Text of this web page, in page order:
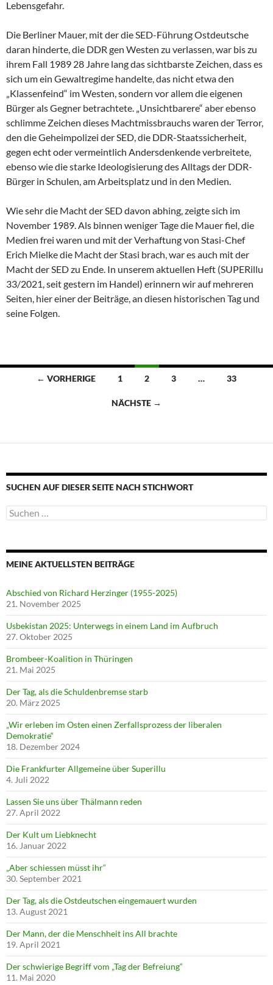
Lebensgefahr.
Die Berliner Mauer, mit der die SED-Führung Ostdeutsche
daran hinderte, die DDR gen Westen zu verlassen, war bis zu
ihrem Fall 1989 28 Jahre lang das sichtbarste Zeichen, dass es
sich um ein Gewaltregime handelte, das nicht etwa den
„Klassenfeind“ im Westen, sondern vor allem die eigenen
Bürger als Gegner betrachtete. „Unsichtbarere“ aber ebenso
schlimme Zeichen dieses Machtmissbrauchs waren der Terror,
den die Geheimpolizei der SED, die DDR-Staatssicherheit,
gegen echt oder vermeintlich Andersdenkende verbreitete,
ebenso wie die starke Ideologisierung des Alltags der DDR-
Bürger in Schulen, am Arbeitsplatz und in den Medien.
Wie sehr die Macht der SED davon abhing, zeigte sich im
November 1989. Als binnen weniger Tage die Mauer fiel, die
Medien frei waren und mit der Verhaftung von Stasi-Chef
Erich Mielke die Macht der Stasi brach, war es auch mit der
Macht der SED zu Ende. In unserem aktuellen Heft (SUPERillu
33/2021, seit gestern im Handel) erinnern wir auf mehreren
Seiten, hier einer der Beiträge, an diesen historischen Tag und
seine Folgen.
Beitragsnavigation
← VORHERIGE 1 2 3 … 33
NÄCHSTE →
SUCHEN AUF DIESER SEITE NACH STICHWORT
Suche
nach:
MEINE AKTUELLSTEN BEITRÄGE
Abschied von Richard Herzinger (1955-2025)
21. November 2025
Usbekistan 2025: Unterwegs in einem Land im Aufbruch
27. Oktober 2025
Brombeer-Koalition in Thüringen
21. Mai 2025
Der Tag, als die Schuldenbremse starb
20. März 2025
„Wir erleben im Osten einen Zerfallsprozess der liberalen
Demokratie“
18. Dezember 2024
Die Frankfurter Allgemeine über Superillu
4. Juli 2022
Lassen Sie uns über Thälmann reden
27. April 2022
Der Kult um Liebknecht
16. Januar 2022
„Aber schiessen müsst ihr“
30. September 2021
Der Tag, als die Ostdeutschen eingemauert wurden
13. August 2021
Der Mann, der die Menschheit ins All brachte
19. April 2021
Der schwierige Begriff vom „Tag der Befreiung“
11. Mai 2020